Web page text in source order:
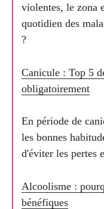
violentes, le zona
quotidien des
?
Canicule : Top 5
obligatoirement
En période de
les bonnes
d'éviter les pertes
Alcoolisme :
bénéfiques